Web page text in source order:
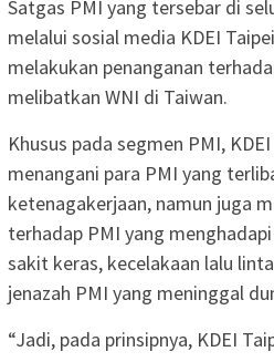
Satgas PMI yang tersebar di
melalui sosial media KDEI
melakukan penanganan
melibatkan WNI di Taiwan.
Khusus pada segmen PMI,
menangani para PMI yang
ketenagakerjaan, namun juga
terhadap PMI yang
sakit keras, kecelakaan lalu
jenazah PMI yang meninggal
“Jadi, pada prinsipnya, KDEI